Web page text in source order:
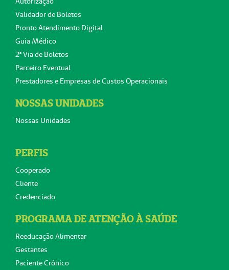
Validador de Boletos
Pronto Atendimento Digital
Guia Médico
2ª Via de Boletos
Parceiro Eventual
Prestadores e Empresas de Custos Operacionais
NOSSAS UNIDADES
Nossas Unidades
PERFIS
Cooperado
Cliente
Credenciado
PROGRAMA DE ATENÇÃO À SAÚDE
Reeducação Alimentar
Gestantes
Paciente Crônico